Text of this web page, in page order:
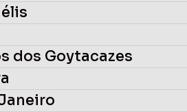
dos Goytacazes